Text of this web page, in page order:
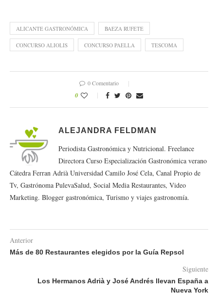
ALICANTE GASTRONÓMICA BAEZA RUFETE
CONCURSO ALIOLIS CONCURSO PAELLA TESCOMA
0 Comentario
0
ALEJANDRA FELDMAN
Periodista Gastronómica y Nutricional. Freelance
Directora Curso Especialización Gastronómica verano
Cátedra Ferran Adrià Universidad Camilo José Cela, Canal Propio de
Tv, Gastrónoma PulevaSalud, Social Media Restaurantes, Video
Marketing. Blogger gastronómica, Turismo y viajes gastronomía.
Anterior
Más de 80 Restaurantes elegidos por la Guía Repsol
Siguiente
Los Hermanos Adrià y José Andrés llevan España a
Nueva York